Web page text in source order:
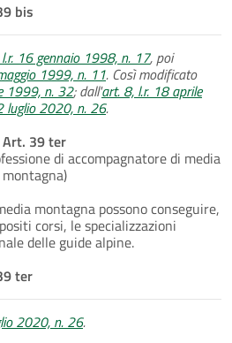
bis
16 gennaio 1998, n. 17, poi
1999, n. 11. Così modificato
1999, n. 32; dall'art. 8, l.r. 18 aprile
luglio 2020, n. 26.
Art. 39 ter
di accompagnatore di media
montagna)
montagna possono conseguire,
corsi, le specializzazioni
delle guide alpine.
ter
2020, n. 26.